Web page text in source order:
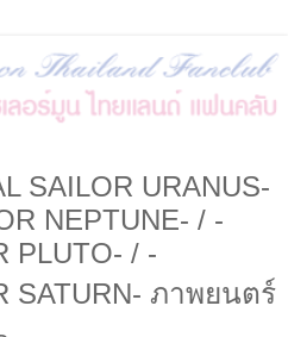
SAILOR URANUS-
NEPTUNE- / -
PLUTO- / -
SATURN- ภาพยนตร์